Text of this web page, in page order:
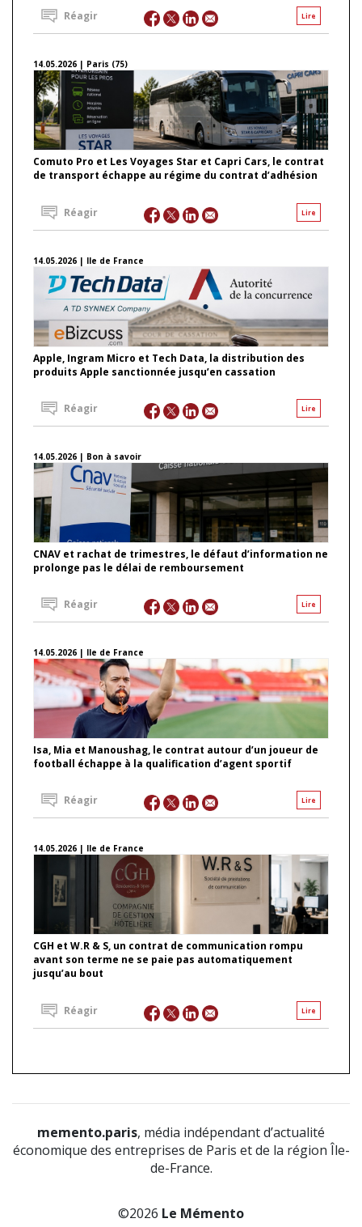
Lire
Réagir
14.05.2026 | Paris (75)
Comuto Pro et Les Voyages Star et Capri Cars, le contrat
de transport échappe au régime du contrat d’adhésion
Lire
Réagir
14.05.2026 | Ile de France
Apple, Ingram Micro et Tech Data, la distribution des
produits Apple sanctionnée jusqu’en cassation
Lire
Réagir
14.05.2026 | Bon à savoir
CNAV et rachat de trimestres, le défaut d’information ne
prolonge pas le délai de remboursement
Lire
Réagir
14.05.2026 | Ile de France
Isa, Mia et Manoushag, le contrat autour d’un joueur de
football échappe à la qualification d’agent sportif
Lire
Réagir
14.05.2026 | Ile de France
CGH et W.R & S, un contrat de communication rompu
avant son terme ne se paie pas automatiquement
jusqu’au bout
Lire
Réagir
memento.paris, média indépendant d’actualité
économique des entreprises de Paris et de la région Île-
de-France.
©2026 Le Mémento